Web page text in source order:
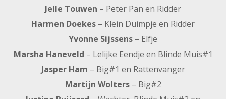
Jelle Touwen – Peter Pan en Ridder
Harmen Doekes – Klein Duimpje en Ridder
Yvonne Sijssens – Elfje
Marsha Haneveld – Lelijke Eendje en Blinde Muis#1
Jasper Ham – Big#1 en Rattenvanger
Martijn Wolters– Big#2